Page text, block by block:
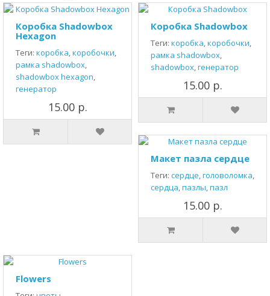
Коробка Shadowbox
Hexagon
Теги: коробка,коробочки,
рамка shadowbox,
shadowbox hexagon,
генератор
15.00 р.
Коробка Shadowbox
Теги: коробка,коробочки,
рамка shadowbox,
shadowbox,генератор
15.00 р.
Макет пазла сердце
Теги: сердце,головоломка,
сердца,пазлы,пазл
15.00 р.
Flowers